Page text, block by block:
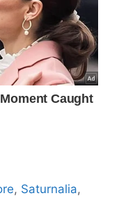
, Saturnalia,